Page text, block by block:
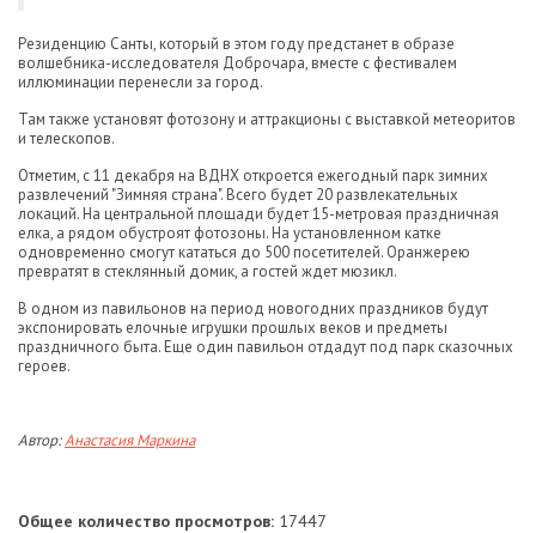
Резиденцию Санты, который в этом году предстанет в образе
волшебника-исследователя Доброчара, вместе с фестивалем
иллюминации перенесли за город.
Там также установят фотозону и аттракционы с выставкой метеоритов
и телескопов.
Отметим, с 11 декабря на ВДНХ откроется ежегодный парк зимних
развлечений "Зимняя страна". Всего будет 20 развлекательных
локаций. На центральной площади будет 15-метровая праздничная
елка, а рядом обустроят фотозоны. На установленном катке
одновременно смогут кататься до 500 посетителей. Оранжерею
превратят в стеклянный домик, а гостей ждет мюзикл.
В одном из павильонов на период новогодних праздников будут
экспонировать елочные игрушки прошлых веков и предметы
праздничного быта. Еще один павильон отдадут под парк сказочных
героев.
Автор:Анастасия Маркина
Общее количество просмотров: 17447